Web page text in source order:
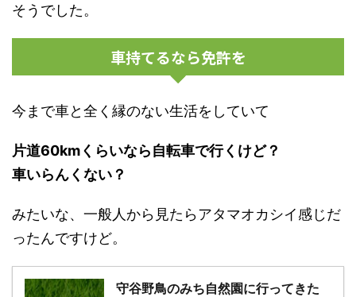
そうでした。
車持てるなら免許を
今まで車と全く縁のない生活をしていて
片道60kmくらいなら自転車で行くけど？
車いらんくない？
みたいな、一般人から見たらアタマオカシイ感じだ
ったんですけど。
守谷野鳥のみち自然園に行ってきた